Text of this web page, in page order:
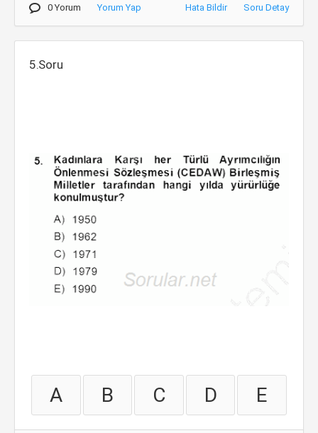
0 Yorum Yorum Yap Hata Bildir Soru Detay
5.Soru
A B C D E